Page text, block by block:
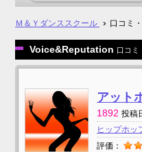
Ｍ＆Ｙダンススクール 口コミ
Voice&Reputation 口コミ
アット
1892投稿
ヒップホッ
評価：